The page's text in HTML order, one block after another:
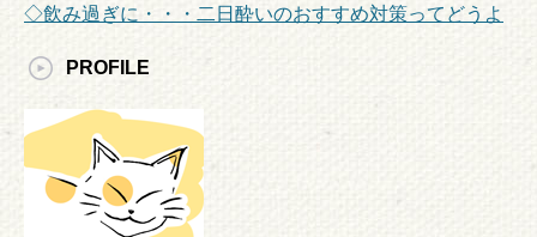
◇飲み過ぎに・・・二日酔いのおすすめ対策ってどうよ
PROFILE